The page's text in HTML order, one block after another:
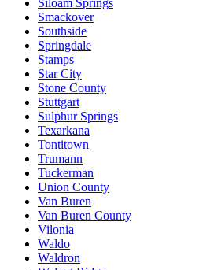
Smackover
Southside
Springdale
Stamps
Star City
Stone County
Stuttgart
Sulphur Springs
Texarkana
Tontitown
Trumann
Tuckerman
Union County
Van Buren
Van Buren County
Vilonia
Waldo
Waldron